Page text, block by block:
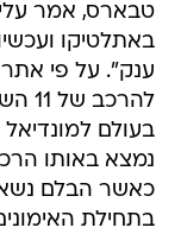
טבארס, אמר
באתלטיקו
בעולם
נמצא באותו
כאשר הבלם
בתחילת